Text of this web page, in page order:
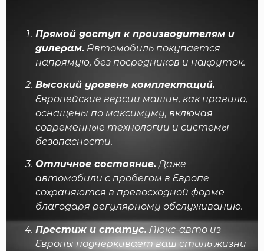
Прямой доступ к производителям и
дилерам. Автомобиль покупается
напрямую, без посредников и накруток.
Высокий уровень комплектаций.
Европейские версии машин, как правило,
оснащены по максимуму, включая
современные технологии и системы
безопасности.
Отличное состояние. Даже
автомобили с пробегом в Европе
сохраняются в превосходной форме
благодаря регулярному обслуживанию.
Престиж и статус. Люкс-авто из
Европы подчёркивает ваш стиль жизни